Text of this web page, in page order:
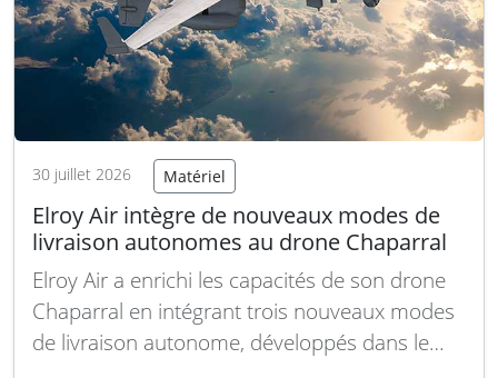
30 juillet 2026 Matériel
Elroy Air intègre de nouveaux modes de
livraison autonomes au drone Chaparral
Elroy Air a enrichi les capacités de son drone
Chaparral en intégrant trois nouveaux modes
de livraison autonome, développés dans le